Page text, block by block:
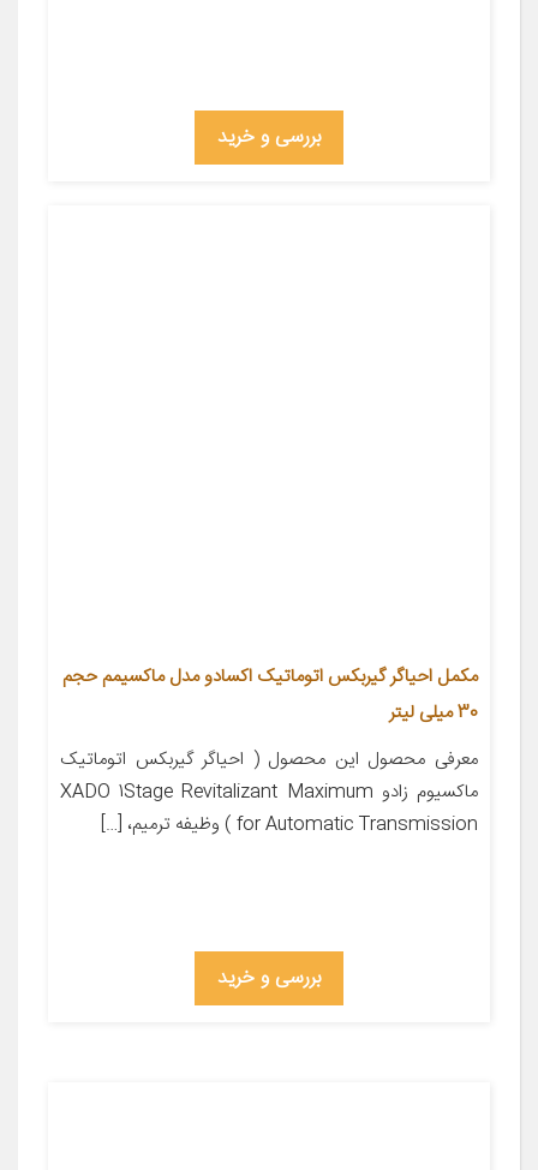
بررسی و خرید
مکمل احیاگر گیربکس اتوماتیک اکسادو مدل ماکسیمم حجم
30 میلی لیتر
معرفی محصول این محصول ( احیاگر گیربکس اتوماتیک
ماکسیوم زادو XADO 1Stage Revitalizant Maximum
for Automatic Transmission ) وظیفه ترمیم، […]
بررسی و خرید